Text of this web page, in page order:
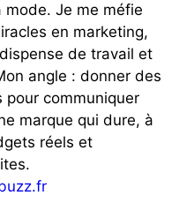
mode. Je me méfie
en marketing,
de travail et
angle : donner des
pour communiquer
marque qui dure, à
réels et